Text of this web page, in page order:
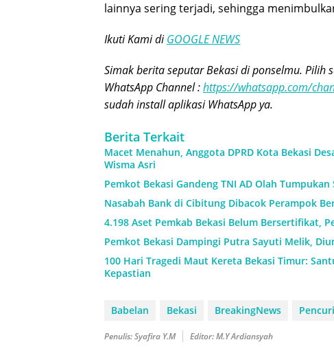
lainnya sering terjadi, sehingga
Ikuti Kami diGOOGLE NEWS
Simak berita seputar Bekasi di ponselmu.
WhatsApp Channel :https://whatsapp.com/
sudah install aplikasi WhatsApp ya.
Berita Terkait
Macet Menahun, Anggota DPRD Kota Bekasi
Wisma Asri
Pemkot Bekasi Gandeng TNI AD Olah Tumpukan
Nasabah Bank di Cibitung Dibacok Perampok
4.198 Aset Pemkab Bekasi Belum Bersertifikat,
Pemkot Bekasi Dampingi Putra Sayuti Melik,
100 Hari Tragedi Maut Kereta Bekasi Timur:
Kepastian
Babelan Bekasi BreakingNews
Penulis: Syafira Y.M Editor: M.Y Ardiansyah